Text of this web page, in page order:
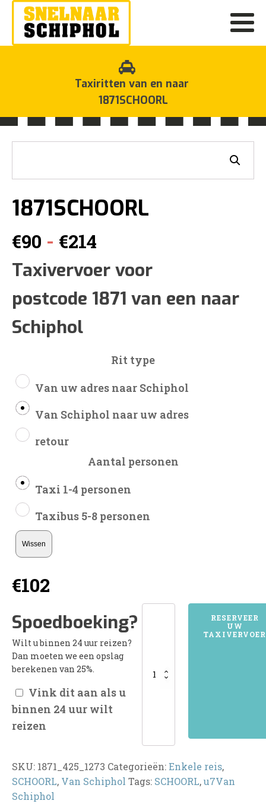
Taxiritten van en naar
1871SCHOORL
1871SCHOORL
€90 - €214
€90
tot
Taxivervoer voor
postcode 1871 van een naar
Schiphol
Rit type
Van uw adres naar Schiphol
Van Schiphol naar uw adres
retour
Aantal personen
Taxi 1-4 personen
Taxibus 5-8 personen
Wissen
€102
Spoedboeking?
Wilt u binnen 24 uur reizen?
Dan moeten we een opslag
berekenen van 25%.
Vink dit aan als u
binnen 24 uur wilt
reizen
1871SCHOORLRESERVEER
UW
TAXIVERVOER
SKU: 1871_425_1273 Categorieën:Enkele reis,
SCHOORL, Van Schiphol Tags: SCHOORL,u7Van
Schiphol